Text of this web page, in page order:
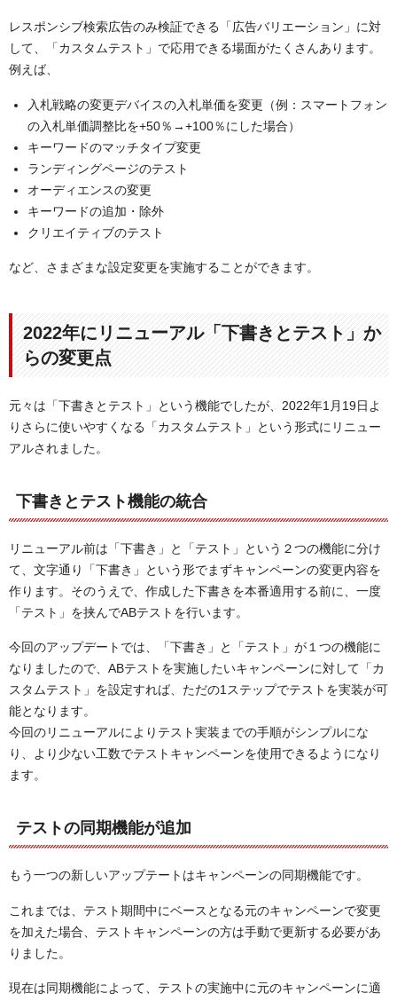
レスポンシブ検索広告のみ検証できる「広告バリエーション」に対
して、「カスタムテスト」で応用できる場面がたくさんあります。
例えば、
入札戦略の変更デバイスの入札単価を変更（例：スマートフォン
の入札単価調整比を+50％→+100％にした場合）
キーワードのマッチタイプ変更
ランディングページのテスト
オーディエンスの変更
キーワードの追加・除外
クリエイティブのテスト
など、さまざまな設定変更を実施することができます。
2022年にリニューアル「下書きとテスト」か
らの変更点
元々は「下書きとテスト」という機能でしたが、2022年1月19日よ
りさらに使いやすくなる「カスタムテスト」という形式にリニュー
アルされました。
下書きとテスト機能の統合
リニューアル前は「下書き」と「テスト」という２つの機能に分け
て、文字通り「下書き」という形でまずキャンペーンの変更内容を
作ります。そのうえで、作成した下書きを本番適用する前に、一度
「テスト」を挟んでABテストを行います。
今回のアップデートでは、「下書き」と「テスト」が１つの機能に
なりましたので、ABテストを実施したいキャンペーンに対して「カ
スタムテスト」を設定すれば、ただの1ステップでテストを実装が可
能となります。
今回のリニューアルによりテスト実装までの手順がシンプルにな
り、より少ない工数でテストキャンペーンを使用できるようになり
ます。
テストの同期機能が追加
もう一つの新しいアップテートはキャンペーンの同期機能です。
これまでは、テスト期間中にベースとなる元のキャンペーンで変更
を加えた場合、テストキャンペーンの方は手動で更新する必要があ
りました。
現在は同期機能によって、テストの実施中に元のキャンペーンに適